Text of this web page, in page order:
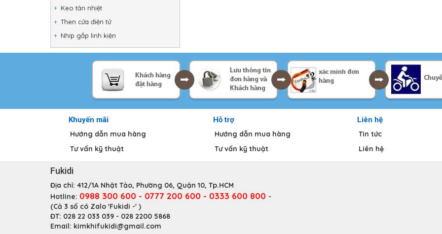
Keo tản nhiệt
Then cửa điện tử
Nhíp gắp linh kiện
Khuyến mãi
Hướng dẫn mua hàng
Tư vấn kỹ thuật
Hỗ trợ
Hướng dẫn mua hàng
Tư vấn kỹ thuật
Liên hệ
Tin tức
Liên hệ
Fukidi
Địa chỉ: 412/1A Nhật Tảo, Phường 06, Quận 10, Tp.HCM
Hotline: 0988 300 600 - 0777 200 600 - 0333 600 800 -
(Cả 3 số có Zalo 'Fukidi -' )
ĐT: 028 22 033 039 - 028 2200 5868
Email: kimkhifukidi@gmail.com